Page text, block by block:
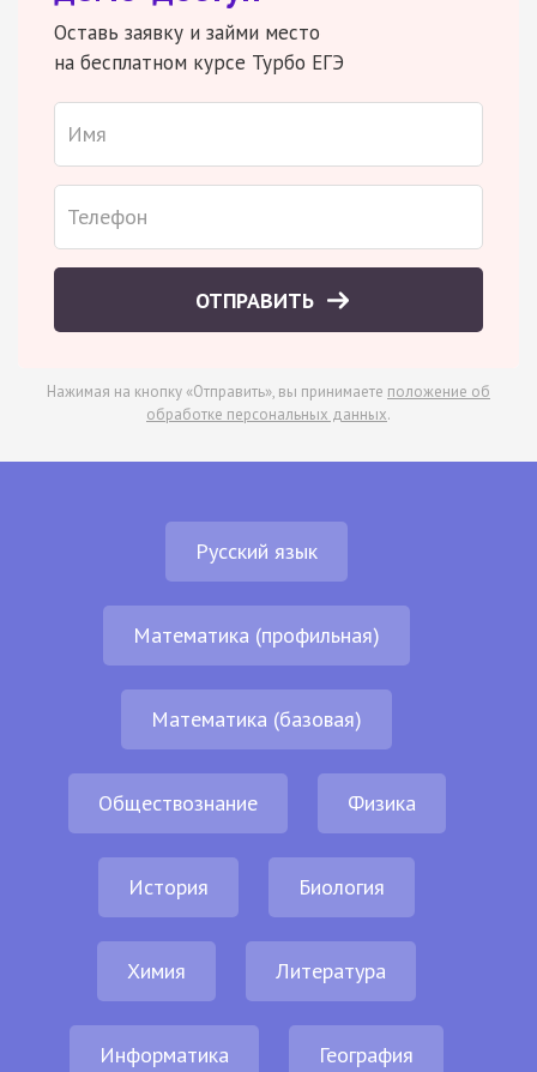
Оставь заявку и займи место
на бесплатном курсе Турбо ЕГЭ
ОТПРАВИТЬ
Нажимая на кнопку «Отправить», вы принимаете положение об
обработке персональных данных.
Русский язык
Математика (профильная)
Математика (базовая)
Обществознание Физика
История Биология
Химия Литература
Информатика География